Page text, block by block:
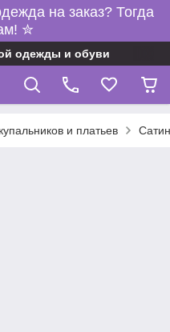
на заказ? Тогда
✮
одежды и обуви
и платьев